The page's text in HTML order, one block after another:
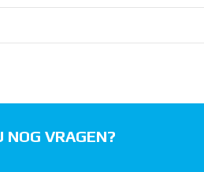
NOG VRAGEN?